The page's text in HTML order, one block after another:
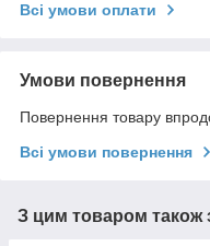
Всі умови оплати
Умови повернення
Повернення товару
Всі умови повернення
З цим товаром також